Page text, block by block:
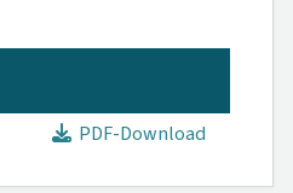
PDF-Download